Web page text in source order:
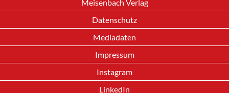
Meisenbach Verlag
Datenschutz
Mediadaten
Impressum
Instagram
LinkedIn